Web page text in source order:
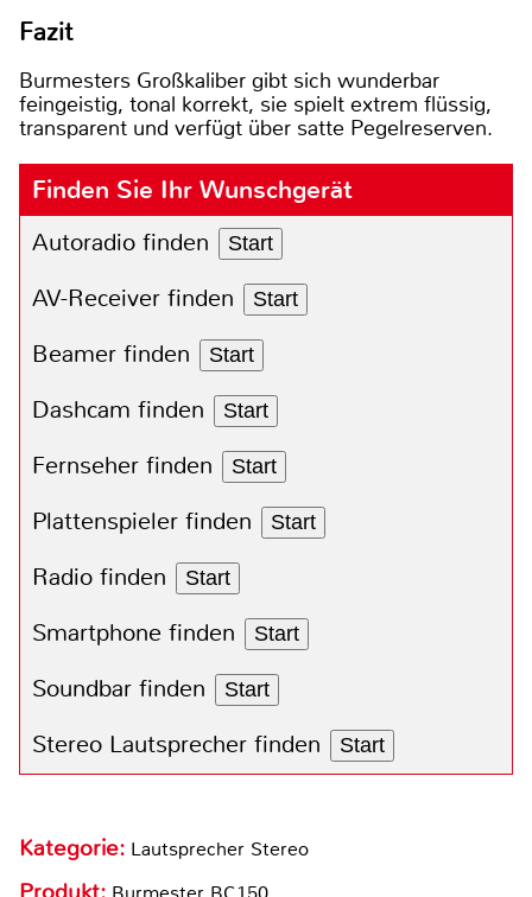
Fazit
Burmesters Großkaliber gibt sich wunderbar
feingeistig, tonal korrekt, sie spielt extrem flüssig,
transparent und verfügt über satte Pegelreserven.
Finden Sie Ihr Wunschgerät
Autoradio finden Start
AV-Receiver finden Start
Beamer finden Start
Dashcam finden Start
Fernseher finden Start
Plattenspieler finden Start
Radio finden Start
Smartphone finden Start
Soundbar finden Start
Stereo Lautsprecher finden Start
Kategorie: Lautsprecher Stereo